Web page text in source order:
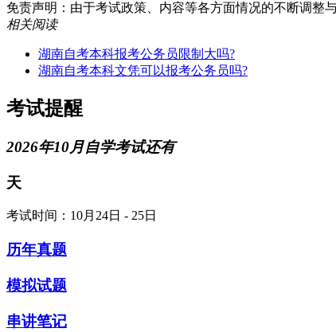
免责声明：由于考试政策、内容等各方面情况的不断调整
相关阅读
湖南自考本科报考公务员限制大吗?
湖南自考本科文凭可以报考公务员吗?
考试提醒
2026年10月自学考试还有
天
考试时间：10月24日 - 25日
历年真题
模拟试题
串讲笔记